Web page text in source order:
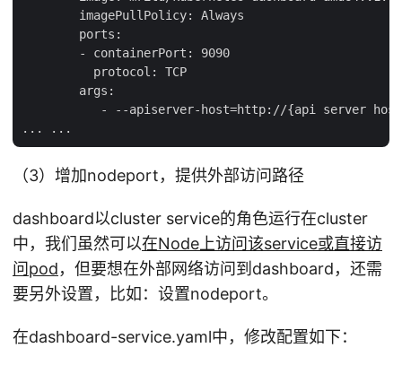
        imagePullPolicy: Always
        ports:
        - containerPort: 9090
          protocol: TCP
        args:
- --apiserver-host=http://{api server
（3）增加nodeport，提供外部访问路径
dashboard以cluster service的角色运行在cluster
中，我们虽然可以在Node上访问该service或直接访
问pod，但要想在外部网络访问到dashboard，还需
要另外设置，比如：设置nodeport。
在dashboard-service.yaml中，修改配置如下：